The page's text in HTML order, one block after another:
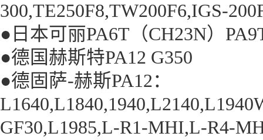
300,TE250F8,TW200F6,IGS-
●日本可丽PA6T（CH23N）
●德国赫斯特PA12 G350
●德固萨-赫斯PA12：
GF30,L1985,L-R1-MHI,L-R4-